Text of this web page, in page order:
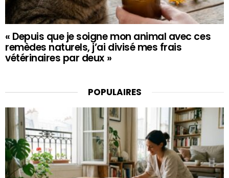
« Depuis que je soigne mon animal avec ces
remèdes naturels, j’ai divisé mes frais
vétérinaires par deux »
POPULAIRES